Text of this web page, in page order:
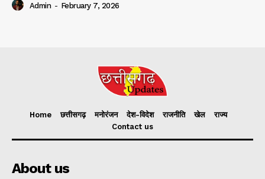
Admin - February 7, 2026
Home छत्तीसगढ़ मनोरंजन देश-विदेश राजनीति खेल
राज्य
Contact us
About us